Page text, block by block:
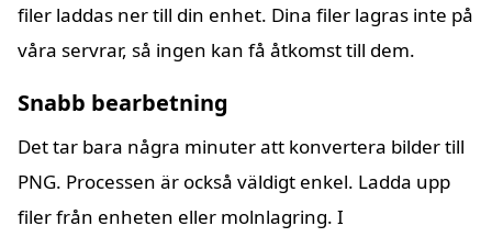
filer laddas ner till din enhet. Dina filer lagras inte på
våra servrar, så ingen kan få åtkomst till dem.
Snabb bearbetning
Det tar bara några minuter att konvertera bilder till
PNG. Processen är också väldigt enkel. Ladda upp
filer från enheten eller molnlagring. I